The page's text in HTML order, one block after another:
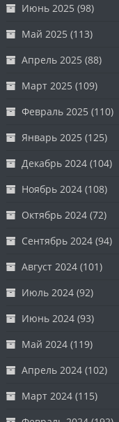
Июнь 2025 (98)
Май 2025 (113)
Апрель 2025 (88)
Март 2025 (109)
Февраль 2025 (110)
Январь 2025 (125)
Декабрь 2024 (104)
Ноябрь 2024 (108)
Октябрь 2024 (72)
Сентябрь 2024 (94)
Август 2024 (101)
Июль 2024 (92)
Июнь 2024 (93)
Май 2024 (119)
Апрель 2024 (102)
Март 2024 (115)